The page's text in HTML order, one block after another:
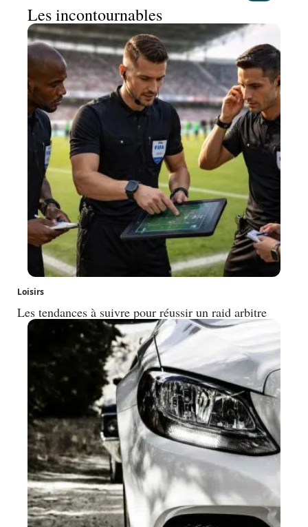
Les incontournables
Loisirs
Les tendances à suivre pour réussir un raid arbitre